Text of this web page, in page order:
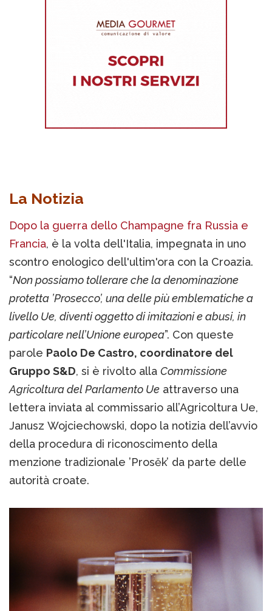
La Notizia
Dopo la guerra dello Champagne fra Russia e
Francia, è la volta dell'Italia, impegnata in uno
scontro enologico dell'ultim'ora con la Croazia.
“Non possiamo tollerare che la denominazione
protetta ’Prosecco’, una delle più emblematiche a
livello Ue, diventi oggetto di imitazioni e abusi, in
particolare nell’Unione europea”. Con queste
parole Paolo De Castro, coordinatore del
Gruppo S&D, si è rivolto alla Commissione
Agricoltura del Parlamento Ue attraverso una
lettera inviata al commissario all’Agricoltura Ue,
Janusz Wojciechowski, dopo la notizia dell’avvio
della procedura di riconoscimento della
menzione tradizionale ’Prosěk’ da parte delle
autorità croate.